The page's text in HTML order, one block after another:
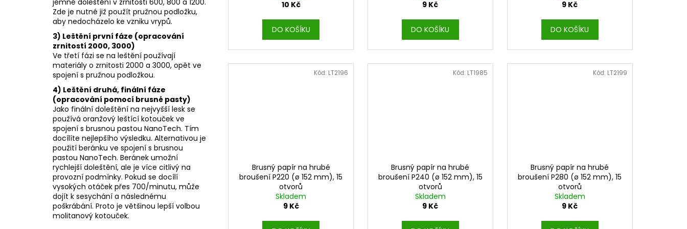
jemné doleštění v zrnitosti 600, 800 a 1200.
Zde je nutné již použít pružnou podložku,
aby nedocházelo ke vzniku vrypů.
3) Leštění první fáze (opracování
zrnitostí 2000, 3000)
Ve třetí fázi se na leštění používají
materiály o zrnitosti 2000 a 3000, opět ve
spojení s pružnou podložkou.
4) Leštění druhá, finální fáze
(opracování pomocí brusné pasty)
Jako finální doleštění na nejvyšší lesk se
používá oranžový leštící kotouček ve
spojení s brusnou pastou NanoTech. Tím
docílíte nejlepšího výsledku. Alternativou je
použití beránku ve spojení s brusnou
pastou NanoTech. Beránek umožní
rychlejší doleštění, ale je více citlivý na
provozní podmínky. Pokud se docílí
vysokých otáček přes 700/minutu, může
dojít k sesychání a následnému
poškrábání. Proto je většinou lepší volbou
molitanový kotouček.
10 Kč
DO KOŠÍKU
9 Kč
DO KOŠÍKU
9 Kč
DO KOŠÍKU
Brusný papír na hrubé
broušení P220 (ø 152 mm), 15
otvorů
Skladem
9 Kč
Kód: LT2196
Brusný papír na hrubé
broušení P240 (ø 152 mm), 15
otvorů
Skladem
9 Kč
Kód: LT1985
Brusný papír na hrubé
broušení P280 (ø 152 mm), 15
otvorů
Skladem
9 Kč
Kód: LT2199